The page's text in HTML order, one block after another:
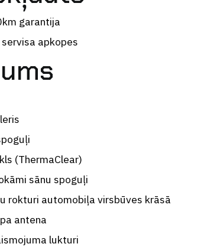
garantija
apkopes
(ThermaClear)
sānu spoguļi
rokturi automobiļa virsbūves krāsā
antena
lukturi